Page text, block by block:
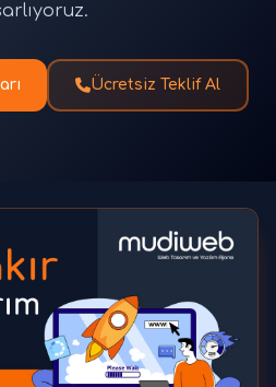
Ücretsiz Teklif Al